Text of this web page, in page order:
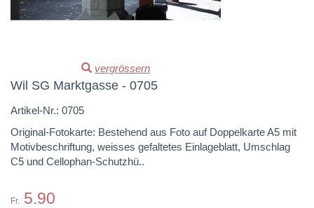
vergrössern
Wil SG Marktgasse - 0705
Artikel-Nr.: 0705
Original-Fotokarte: Bestehend aus Foto auf Doppelkarte A5 mit
Motivbeschriftung, weisses gefaltetes Einlageblatt, Umschlag
C5 und Cellophan-Schutzhü..
Fr. 5.90